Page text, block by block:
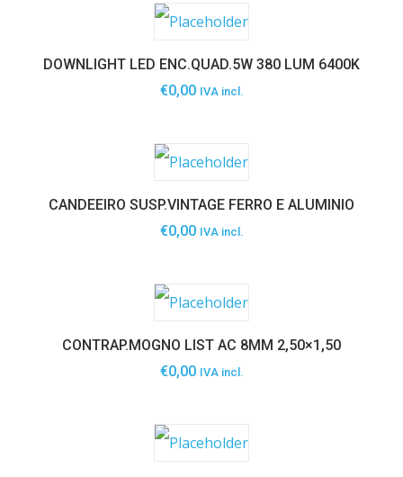
DOWNLIGHT LED ENC.QUAD.5W 380 LUM 6400K
€0,00 IVA incl.
CANDEEIRO SUSP.VINTAGE FERRO E ALUMINIO
€0,00 IVA incl.
CONTRAP.MOGNO LIST AC 8MM 2,50×1,50
€0,00 IVA incl.